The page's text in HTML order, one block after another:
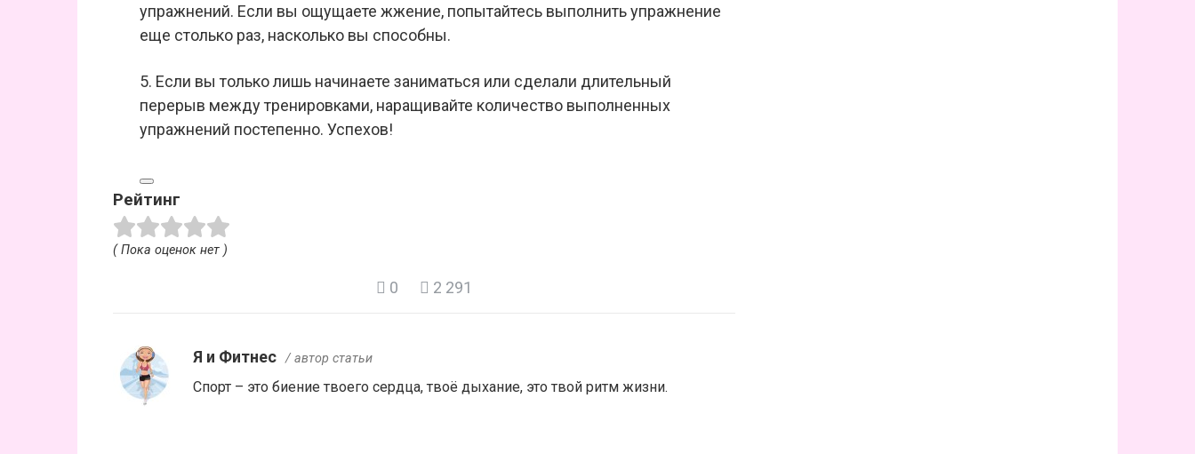
упражнений. Если вы ощущаете жжение, попытайтесь выполнить упражнение
еще столько раз, насколько вы способны.
5. Если вы только лишь начинаете заниматься или сделали длительный
перерыв между тренировками, наращивайте количество выполненных
упражнений постепенно. Успехов!
Рейтинг
( Пока оценок нет )
0 2 291
Я и Фитнес / автор статьи
Спорт – это биение твоего сердца, твоё дыхание, это твой ритм жизни.